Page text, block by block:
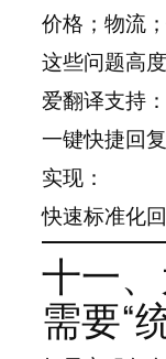
价格；物流
这些问题高度
爱翻译支持：
一键快捷回复
实现：
快速标准化
十一
需要“